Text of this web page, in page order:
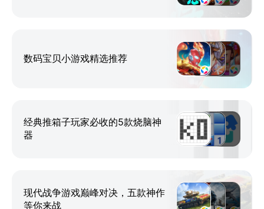
数码宝贝小游戏精选推荐
经典推箱子玩家必收的5款烧脑神
器
现代战争游戏巅峰对决，五款神作
等你来战